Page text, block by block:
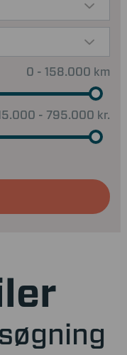
- 795.000 kr.
0 - 158.000 km